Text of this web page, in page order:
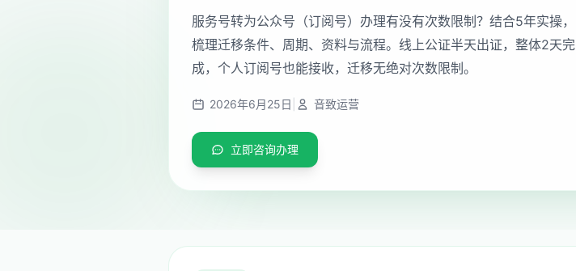
服务号转为公众号（订阅号）办理有没有次数限制？结合5年实操，
梳理迁移条件、周期、资料与流程。线上公证半天出证，整体2天完
成，个人订阅号也能接收，迁移无绝对次数限制。
2026年6月25日 音致运营
立即咨询办理